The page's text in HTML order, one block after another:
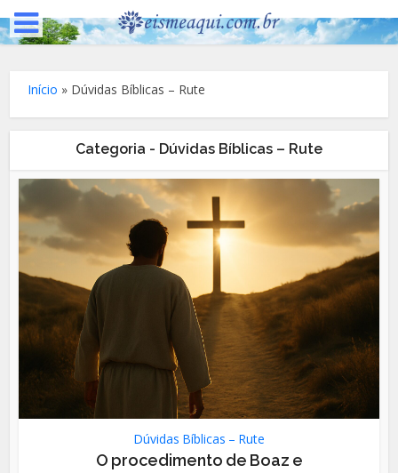
Início » Dúvidas Bíblicas – Rute
Categoria - Dúvidas Bíblicas – Rute
Dúvidas Bíblicas – Rute
O procedimento de Boaz e